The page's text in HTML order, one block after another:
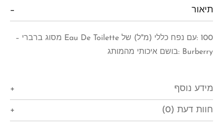
תיאור
100 :עם נפח כללי (מ"ל) של Eau De Toilette מסוג ברברי –
Burberry :בושם איכותי מהמותג
מידע נוסף
חוות דעת (0)